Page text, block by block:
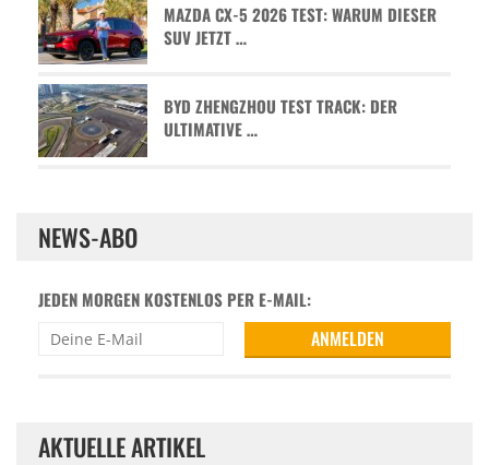
MAZDA CX-5 2026 TEST: WARUM DIESER
SUV JETZT …
BYD ZHENGZHOU TEST TRACK: DER
ULTIMATIVE …
NEWS-ABO
JEDEN MORGEN KOSTENLOS PER E-MAIL:
AKTUELLE ARTIKEL